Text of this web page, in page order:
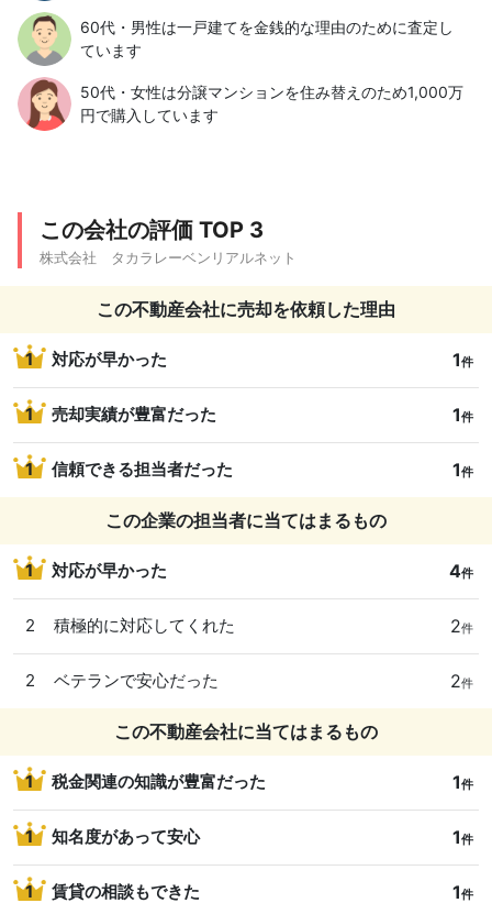
60代・男性は一戸建てを金銭的な理由のために査定し
ています
50代・女性は分譲マンションを住み替えのため1,000万
円で購入しています
この会社の評価 TOP 3
株式会社 タカラレーベンリアルネット
この不動産会社に売却を依頼した理由
1 対応が早かった 1件
1 売却実績が豊富だった 1件
1 信頼できる担当者だった 1件
この企業の担当者に当てはまるもの
1 対応が早かった 4件
2 積極的に対応してくれた 2件
2 ベテランで安心だった 2件
この不動産会社に当てはまるもの
1 税金関連の知識が豊富だった 1件
1 知名度があって安心 1件
1 賃貸の相談もできた 1件